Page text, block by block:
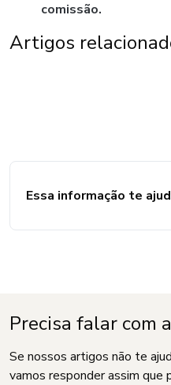
comissão.
Artigos
Essa informação te
Precisa falar com
Se nossos artigos não te
vamos responder assim que